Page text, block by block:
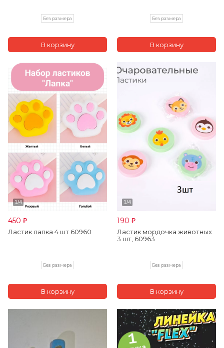
Без размера Без размера
450 ₽
Ластик лапка 4 шт 60960
Без размера
190 ₽
Ластик мордочка животных
3 шт, 60963
Без размера